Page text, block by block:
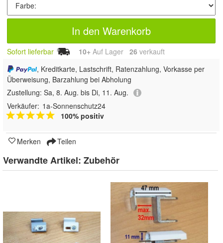
In den Warenkorb
Sofort lieferbar 10+ Auf Lager 26 verkauft
, Kreditkarte, Lastschrift, Ratenzahlung, Vorkasse per
Überweisung, Barzahlung bei Abholung
Zustellung: Sa, 8. Aug. bis Di, 11. Aug.
Verkäufer: 1a-Sonnenschutz24
100% positiv
Merken Teilen
Verwandte Artikel: Zubehör